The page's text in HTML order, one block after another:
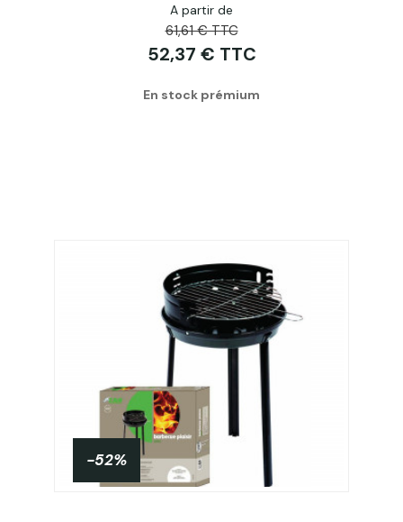
A partir de
61,61 € TTC
52,37 € TTC
En stock prémium
-52%